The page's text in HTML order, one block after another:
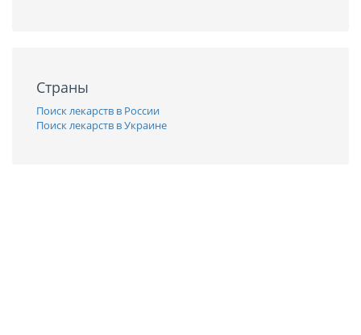
Страны
Поиск лекарств в России
Поиск лекарств в Украине